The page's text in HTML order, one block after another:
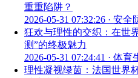
重重陷阱？
2026-05-31 07:32:26 · 安全
狂欢与理性的交织：在世
测”的终极魅力
2026-05-31 07:24:41 · 体育
理性凝视绿茵：法国世界